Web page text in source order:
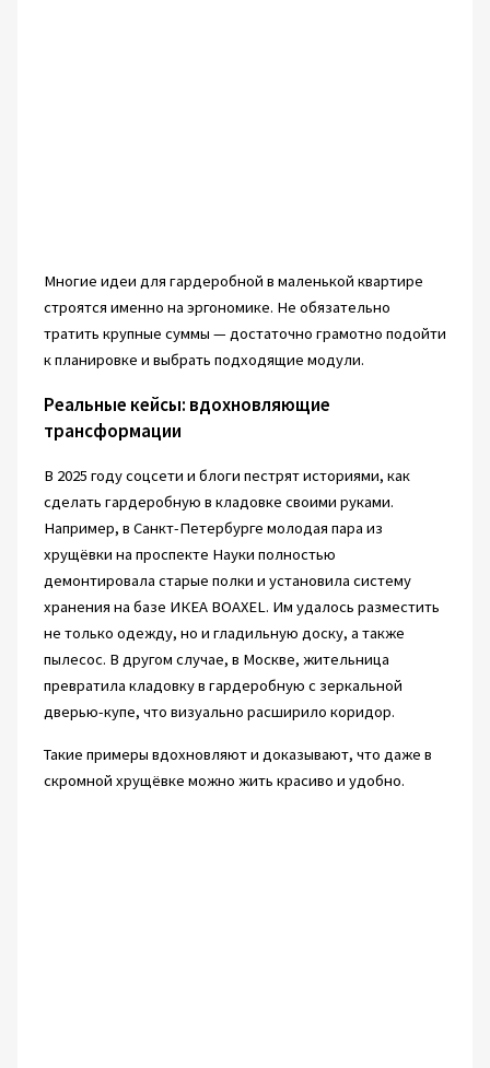
Многие идеи для гардеробной в маленькой квартире
строятся именно на эргономике. Не обязательно
тратить крупные суммы — достаточно грамотно подойти
к планировке и выбрать подходящие модули.
Реальные кейсы: вдохновляющие
трансформации
В 2025 году соцсети и блоги пестрят историями, как
сделать гардеробную в кладовке своими руками.
Например, в Санкт-Петербурге молодая пара из
хрущёвки на проспекте Науки полностью
демонтировала старые полки и установила систему
хранения на базе ИКЕА BOAXEL. Им удалось разместить
не только одежду, но и гладильную доску, а также
пылесос. В другом случае, в Москве, жительница
превратила кладовку в гардеробную с зеркальной
дверью-купе, что визуально расширило коридор.
Такие примеры вдохновляют и доказывают, что даже в
скромной хрущёвке можно жить красиво и удобно.